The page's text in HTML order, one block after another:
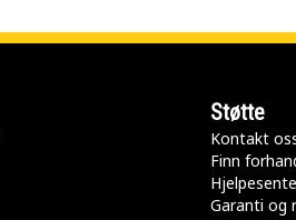
Støtte
Kontakt
Finn
Garanti og